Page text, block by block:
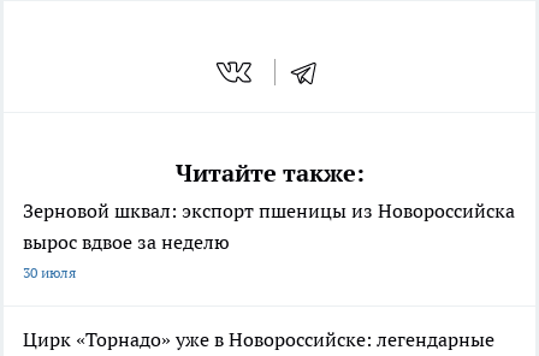
Читайте также:
Зерновой шквал: экспорт пшеницы из Новороссийска
вырос вдвое за неделю
30 июля
Цирк «Торнадо» уже в Новороссийске: легендарные